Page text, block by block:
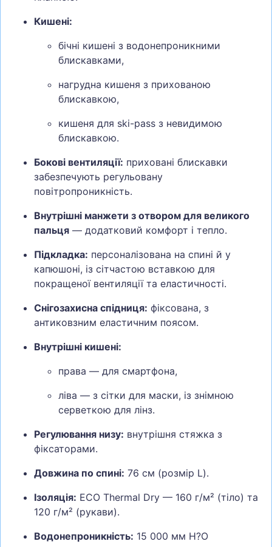
Кишені:
бічні кишені з водонепроникними
блискавками,
нагрудна кишеня з прихованою
блискавкою,
кишеня для ski-pass з невидимою
блискавкою.
Бокові вентиляції: приховані блискавки
забезпечують регульовану
повітропроникність.
Внутрішні манжети з отвором для великого
пальця — додатковий комфорт і тепло.
Підкладка: персоналізована на спині й у
капюшоні, із сітчастою вставкою для
покращеної вентиляції та еластичності.
Снігозахисна спідниця: фіксована, з
антиковзним еластичним поясом.
Внутрішні кишені:
права — для смартфона,
ліва — з сітки для маски, із знімною
серветкою для лінз.
Регулювання низу: внутрішня стяжка з
фіксаторами.
Довжина по спині: 76 см (розмір L).
Ізоляція: ECO Thermal Dry — 160 г/м² (тіло) та
120 г/м² (рукави).
Водонепроникність: 15 000 мм H?O